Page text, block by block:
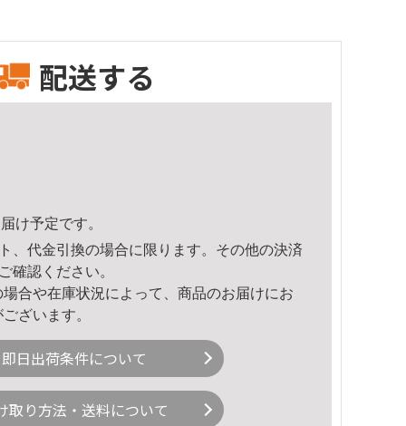
配送する
け予定です。
、代金引換の場合に限ります。その他の決済
確認ください。
合や在庫状況によって、商品のお届けにお
ざいます。
即日出荷条件について
取り方法・送料について